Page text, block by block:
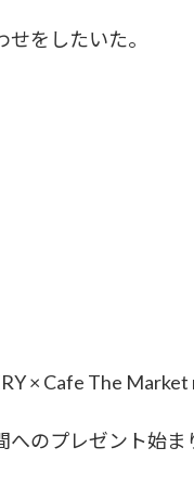
をしたいた。
× Cafe The Market
のプレゼント始ま